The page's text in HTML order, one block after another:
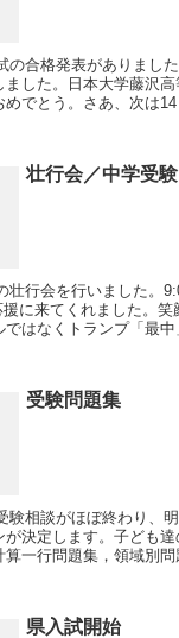
の合格発表がありまし
ました。日本大学藤沢
でとう。さあ、次は14
壮行会／中学受験
壮行会を行いました。
に来てくれました。笑
ではなくトランプ「最
受験問題集
験相談がほぼ終わり、
決定します。子ども
一行問題集，領域別問
県入試開始